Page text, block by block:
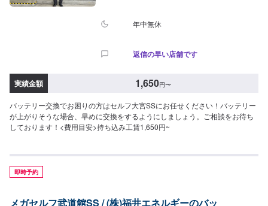
年中無休
返信の早い店舗です
実績金額 1,650円〜
バッテリー交換でお困りの方はセルフ大宮SSにお任せください！バッテリー
が上がりそうな場合、早めに交換をするようにしましょう。ご相談をお待ち
しております！<費用目安>持ち込み工賃1,650円~
即時予約
メガセルフ武道館SS / (株)福井エネルギーのバッ